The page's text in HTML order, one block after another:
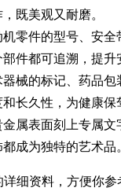
既美观又耐磨。
机零件的型号、安全
件都可追溯，提升
器械的标记、药品
长久性，为健康保
金属表面刻上专属
成为独特的艺术品
细资料，方便你参